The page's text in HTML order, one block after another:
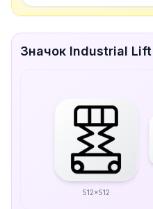
Значок Industrial
512x512